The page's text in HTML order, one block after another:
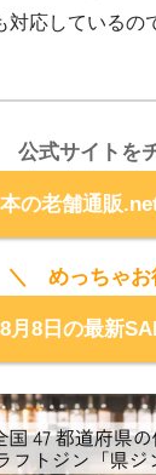
対応しているの
公式サイトを
の老舗通販
＼ めっちゃ
月8日の最新